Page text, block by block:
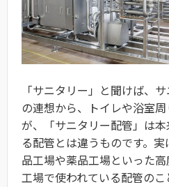
「サニタリー」と聞けば、
の連想から、トイレや浴室
が、「サニタリー配管」は
る配管とは違うものです。
品工場や薬品工場といった
工場で使われている配管のこ